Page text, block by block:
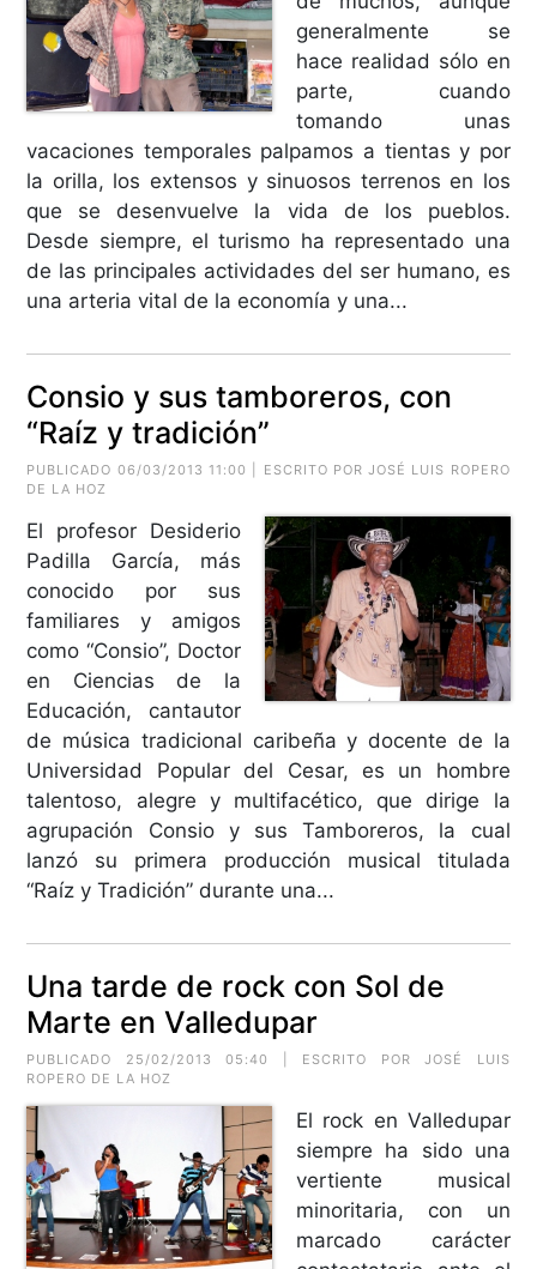
generalmente se
hace realidad sólo en
parte, cuando
tomando unas
vacaciones temporales palpamos a tientas y por
la orilla, los extensos y sinuosos terrenos en los
que se desenvuelve la vida de los pueblos.
Desde siempre, el turismo ha representado una
de las principales actividades del ser humano, es
una arteria vital de la economía y una...
Consio y sus tamboreros, con
“Raíz y tradición”
PUBLICADO 06/03/2013 11:00 | ESCRITO POR JOSÉ LUIS ROPERO
DE LA HOZ
El profesor Desiderio
Padilla García, más
conocido por sus
familiares y amigos
como “Consio”, Doctor
en Ciencias de la
Educación, cantautor
de música tradicional caribeña y docente de la
Universidad Popular del Cesar, es un hombre
talentoso, alegre y multifacético, que dirige la
agrupación Consio y sus Tamboreros, la cual
lanzó su primera producción musical titulada
“Raíz y Tradición” durante una...
Una tarde de rock con Sol de
Marte en Valledupar
PUBLICADO 25/02/2013 05:40 | ESCRITO POR JOSÉ LUIS
ROPERO DE LA HOZ
El rock en Valledupar
siempre ha sido una
vertiente musical
minoritaria, con un
marcado carácter